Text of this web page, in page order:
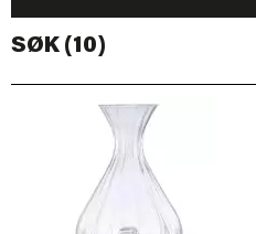
SØK (10)